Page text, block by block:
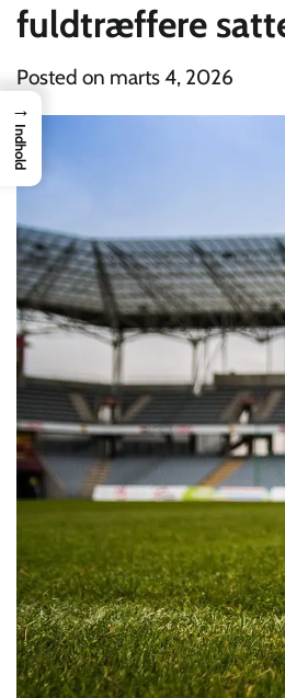
fuldtræffere
Posted on marts 4, 2026
→
Indhold